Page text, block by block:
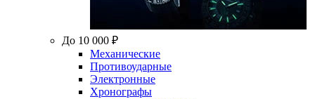
До 10 000 ₽
Механические
Противоударные
Электронные
Хронографы